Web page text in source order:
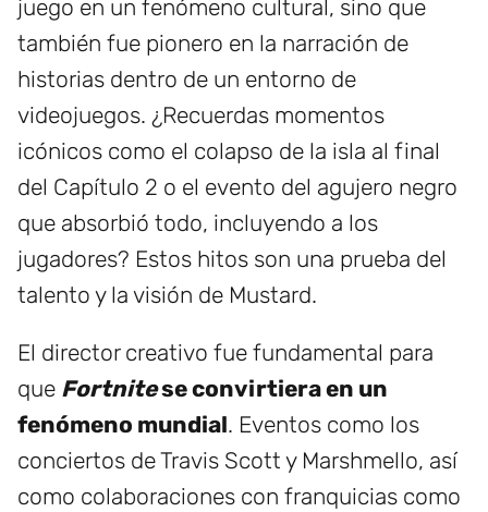
juego en un fenómeno cultural, sino que
también fue pionero en la narración de
historias dentro de un entorno de
videojuegos. ¿Recuerdas momentos
icónicos como el colapso de la isla al final
del Capítulo 2 o el evento del agujero negro
que absorbió todo, incluyendo a los
jugadores? Estos hitos son una prueba del
talento y la visión de Mustard.
El director creativo fue fundamental para
que Fortnitese convirtiera en un
fenómeno mundial. Eventos como los
conciertos de Travis Scott y Marshmello, así
como colaboraciones con franquicias como